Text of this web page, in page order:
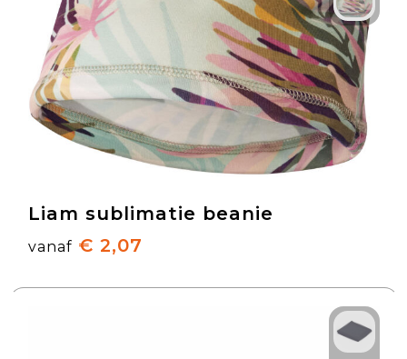
Liam sublimatie beanie
vanaf € 2,07